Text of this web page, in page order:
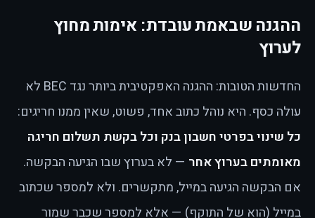
ההגנה שבאמת עובדת: אימות מחוץ
לערוץ
החדשות הטובות: ההגנה האפקטיבית ביותר נגד BEC לא
עולה כסף. היא נוהל כתוב אחד, פשוט, שאין ממנו חריגים:
כל שינוי בפרטי חשבון בנק וכל בקשת תשלום חריגה
מאומתים בערוץ אחר — לא בערוץ שבו הגיעה הבקשה.
אם הבקשה הגיעה במייל, מתקשרים. ולא למספר שכתוב
במייל (הוא של התוקף) — אלא למספר שכבר שמור